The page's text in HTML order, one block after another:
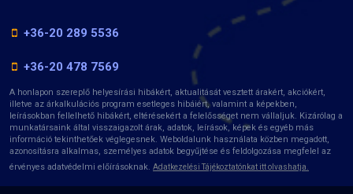
+36-20 289 5536
+36-20 478 7569
A honlapon szereplő helyesírási hibákért, aktualitását vesztett árakért, akciókért,
illetve az árkalkulációs program esetleges hibáiért, valamint a képekben,
leírásokban fellelhető hibákért, eltérésekért a felelősséget nem vállaljuk. Kizárólag a
munkatársaink által visszaigazolt árak, adatok, leírások, képek és egyéb más
információ tekinthetőek véglegesnek. Weboldalunk használata közben megadott,
azonosításra alkalmas, személyes adatok begyűjtése és feldolgozása megfelel az
érvényes adatvédelmi előírásoknak. Adatkezelési Tájékoztatónkat itt olvashatja.